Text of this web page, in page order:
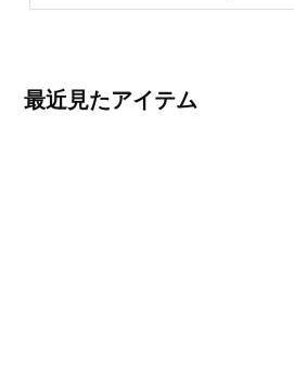
最近見たアイテム